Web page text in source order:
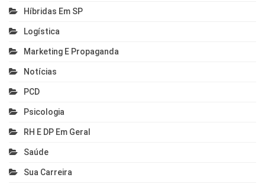
Híbridas Em SP
Logística
Marketing E Propaganda
Notícias
PCD
Psicologia
RH E DP Em Geral
Saúde
Sua Carreira